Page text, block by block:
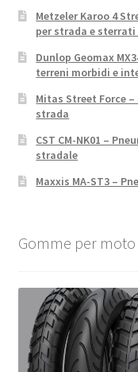
Metzeler Karoo 4
per strada e sterrati
Dunlop Geomax
terreni morbidi e
Mitas Street Force
strada
CST CM-NK01 –
stradale
Maxxis MA-ST3 –
Gomme per moto